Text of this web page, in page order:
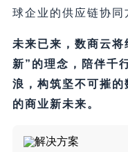
球企业的供应链协同
未来已来，数商云将
新”的理念，陪伴千
浪，构筑坚不可摧的
的商业新未来。